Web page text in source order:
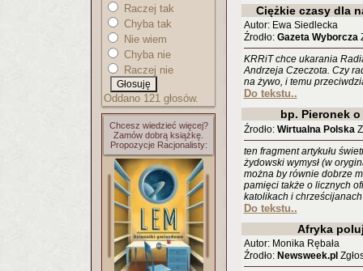
Raczej tak
Chyba tak
Nie wiem
Chyba nie
Raczej nie
Oddano 121 głosów.
Chcesz wiedzieć więcej?
Zamów dobrą książkę.
Propozycje Racjonalisty:
Ciężkie czasy dla
Autor: Ewa Siedlecka
Źrodło: Gazeta Wyborcza
KRRiT chce ukarania
Andrzeja Czeczota. Czy
na żywo, i temu
Do tekstu..
bp. Pieronek
Źrodło: Wirtualna Polska
ten fragment artykułu
żydowski wymysł (w
można by równie dobrze
pamięci także o licznych
katolikach i
Do tekstu..
Afryka
Autor: Monika Rębała
Źrodło: Newsweek.pl